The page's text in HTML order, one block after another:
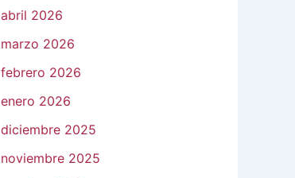
abril 2026
marzo 2026
febrero 2026
enero 2026
diciembre 2025
noviembre 2025